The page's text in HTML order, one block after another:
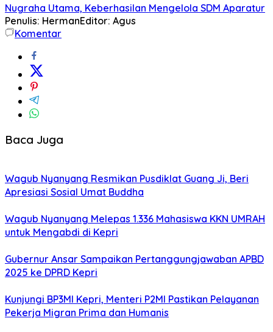
Nugraha Utama, Keberhasilan Mengelola SDM Aparatur
Penulis: HermanEditor: Agus
Komentar
Baca Juga
Wagub Nyanyang Resmikan Pusdiklat Guang Ji, Beri
Apresiasi Sosial Umat Buddha
Wagub Nyanyang Melepas 1.336 Mahasiswa KKN UMRAH
untuk Mengabdi di Kepri
Gubernur Ansar Sampaikan Pertanggungjawaban APBD
2025 ke DPRD Kepri
Kunjungi BP3MI Kepri, Menteri P2MI Pastikan Pelayanan
Pekerja Migran Prima dan Humanis